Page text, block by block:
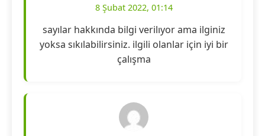
8 Şubat 2022, 01:14
sayılar hakkında bilgi verilıyor ama ilginiz
yoksa sıkılabilirsiniz. ilgili olanlar için iyi bir
çalışma